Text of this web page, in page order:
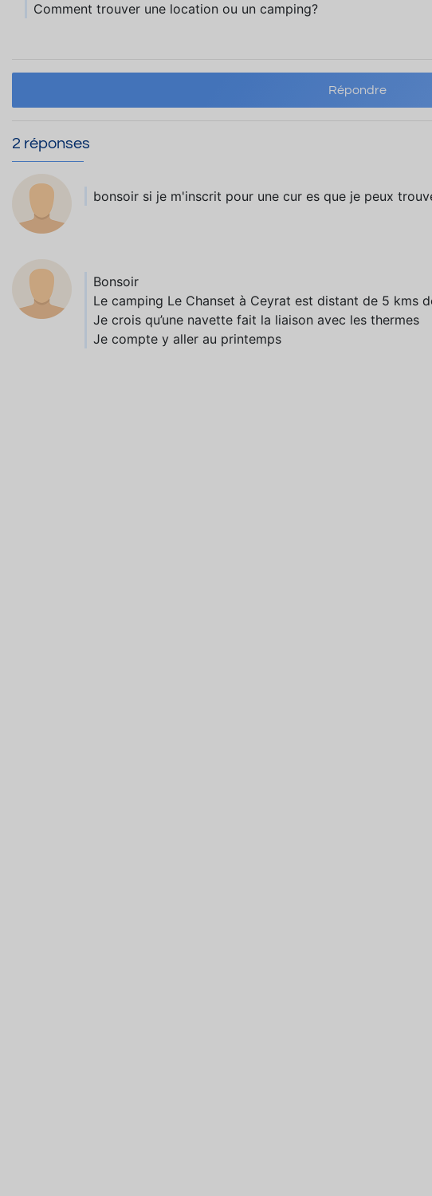
Comment trouver une location ou un camping?
Répondre
2 réponses
bonsoir si je m'inscrit pour une cur es que je peux
Bonsoir
Le camping Le Chanset à Ceyrat est distant de 5 kms
Je crois qu’une navette fait la liaison avec les thermes
Je compte y aller au printemps